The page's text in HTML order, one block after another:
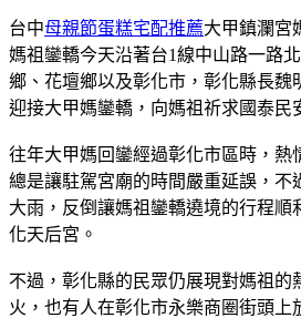
台中母親節蛋糕宅配推薦大甲鎮瀾宮
媽祖鑾轎今天沿著台1線中山路一路
鄉、花壇鄉以及彰化市，彰化縣長魏
迎接大甲媽鑾轎，向媽祖祈求國泰民
往年大甲媽回鑾經過彰化市區時，熱
總是讓駐駕宮廟的時間嚴重延誤，不
大雨，反倒讓媽祖鑾轎遶境的行程順
化天后宮。
不過，彰化縣的民眾仍展現對媽祖的
火，也有人在彰化市永樂商圈街頭上